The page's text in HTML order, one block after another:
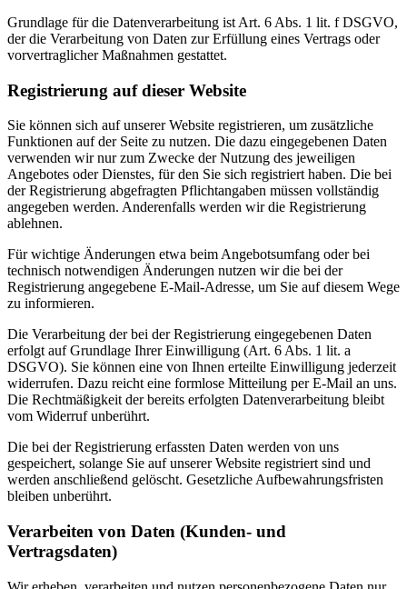
Grundlage für die Datenverarbeitung ist Art. 6 Abs. 1 lit. f DSGVO,
der die Verarbeitung von Daten zur Erfüllung eines Vertrags oder
vorvertraglicher Maßnahmen gestattet.
Registrierung auf dieser Website
Sie können sich auf unserer Website registrieren, um zusätzliche
Funktionen auf der Seite zu nutzen. Die dazu eingegebenen Daten
verwenden wir nur zum Zwecke der Nutzung des jeweiligen
Angebotes oder Dienstes, für den Sie sich registriert haben. Die bei
der Registrierung abgefragten Pflichtangaben müssen vollständig
angegeben werden. Anderenfalls werden wir die Registrierung
ablehnen.
Für wichtige Änderungen etwa beim Angebotsumfang oder bei
technisch notwendigen Änderungen nutzen wir die bei der
Registrierung angegebene E-Mail-Adresse, um Sie auf diesem Wege
zu informieren.
Die Verarbeitung der bei der Registrierung eingegebenen Daten
erfolgt auf Grundlage Ihrer Einwilligung (Art. 6 Abs. 1 lit. a
DSGVO). Sie können eine von Ihnen erteilte Einwilligung jederzeit
widerrufen. Dazu reicht eine formlose Mitteilung per E-Mail an uns.
Die Rechtmäßigkeit der bereits erfolgten Datenverarbeitung bleibt
vom Widerruf unberührt.
Die bei der Registrierung erfassten Daten werden von uns
gespeichert, solange Sie auf unserer Website registriert sind und
werden anschließend gelöscht. Gesetzliche Aufbewahrungsfristen
bleiben unberührt.
Verarbeiten von Daten (Kunden- und
Vertragsdaten)